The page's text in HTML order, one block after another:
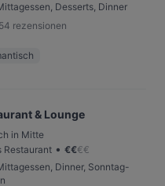
Desserts, Dinner
54 rezensionen
& Lounge
in Mitte
Restaurant • €€€€
Dinner, Sonntag-